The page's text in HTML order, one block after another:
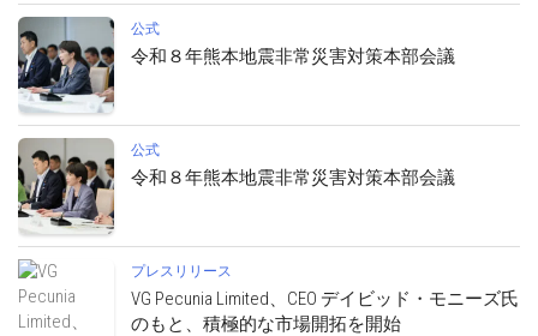
公式
令和８年熊本地震非常災害対策本部会議
公式
令和８年熊本地震非常災害対策本部会議
プレスリリース
VG Pecunia Limited、CEO デイビッド・モニーズ氏
のもと、積極的な市場開拓を開始